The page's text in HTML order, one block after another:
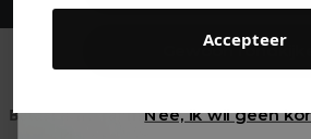
Accepteer
Betaal achteraf met
Voor 23:59 besteld
Gewoon
Nee, ik wil geen